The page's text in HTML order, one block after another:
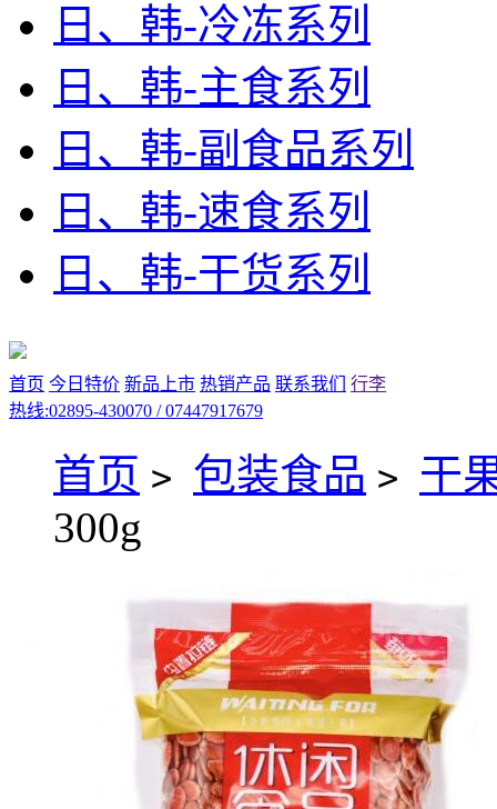
日、韩-冷冻系列
日、韩-主食系列
日、韩-副食品系列
日、韩-速食系列
日、韩-干货系列
首页 今日特价 新品上市 热销产品 联系我们
行李
热线:02895-430070 / 07447917679
首页 > 包装食品 > 干
300g